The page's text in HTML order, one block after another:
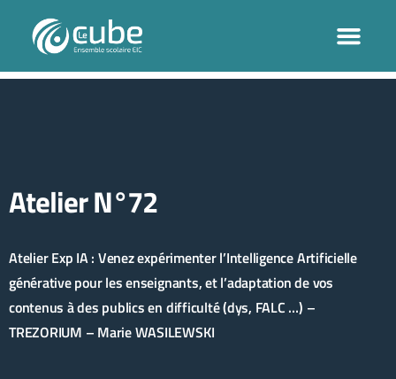
Atelier N°72
Atelier Exp IA : Venez expérimenter l’Intelligence Artificielle
générative pour les enseignants, et l’adaptation de vos
contenus à des publics en difficulté (dys, FALC …) –
TREZORIUM – Marie WASILEWSKI